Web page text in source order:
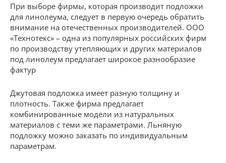
При выборе фирмы, которая производит подложки
для линолеума, следует в первую очередь обратить
внимание на отечественных производителей. ООО
«Технотекс» – одна из популярных российских фирм
по производству утепляющих и других материалов
под линолеум предлагает широкое разнообразие
фактур
Джутовая подложка имеет разную толщину и
плотность. Также фирма предлагает
комбинированные модели из натуральных
материалов с теми же параметрами. Льняную
подложку можно заказать по индивидуальным
параметрам.